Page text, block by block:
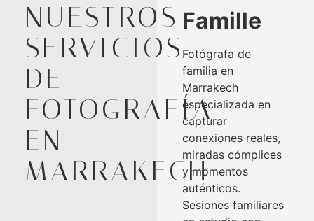
NUESTROS
SERVICIOS
DE
FOTOGRAFÍA
EN
MARRAKECH
Famille
Fotógrafa de
familia en
Marrakech
especializada en
capturar
conexiones reales,
miradas cómplices
y momentos
auténticos.
Sesiones familiares